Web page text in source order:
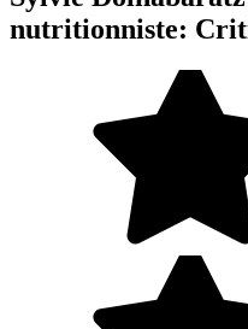
nutritionniste: